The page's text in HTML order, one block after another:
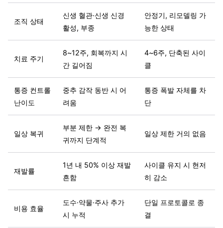
조직 상태
신생 혈관·신생 신경
활성, 부종
안정기, 리모델링 가
능한 상태
치료 주기
8~12주, 회복까지 시
간 길어짐
4~6주, 단축된 사이
클
통증 컨트롤
난이도
중추 감작 동반 시 어
려움
통증 폭발 자체를 차
단
일상 복귀
부분 제한 → 완전 복
귀까지 단계적
일상 제한 거의 없음
재발률
1년 내 50% 이상 재발
흔함
사이클 유지 시 현저
히 감소
비용 효율
도수·약물·주사 추가
시 누적
단일 프로토콜로 종
결